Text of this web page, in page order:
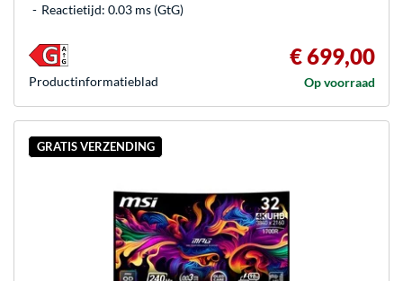
Reactietijd: 0.03 ms (GtG)
€ 699,00
Op voorraad
Product­informatieblad
GRATIS VERZENDING